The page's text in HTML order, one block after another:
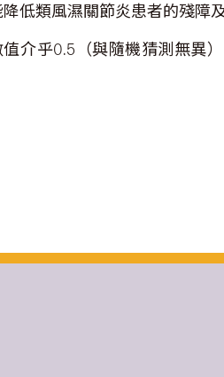
低類風濕關節炎患者的殘障
介乎0.5（與隨機猜測無異